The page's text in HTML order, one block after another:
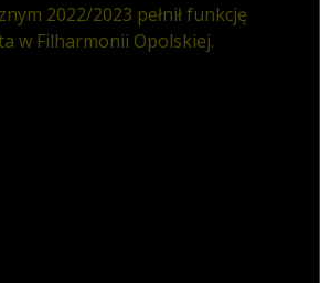
2022/2023 pełnił funkcję
w Filharmonii Opolskiej.